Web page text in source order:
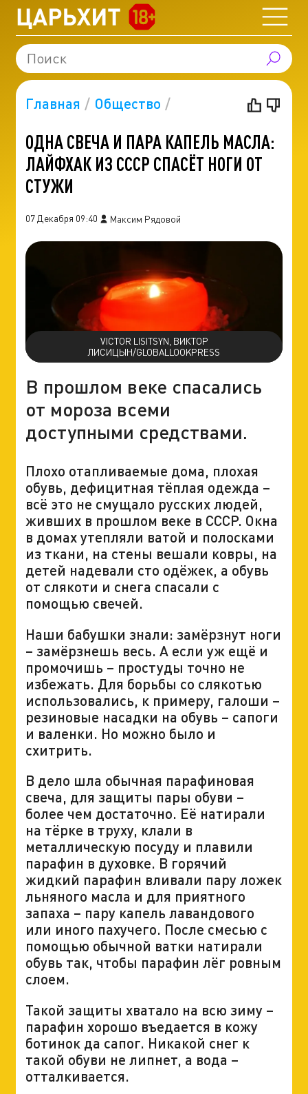
Главная Общество
ОДНА СВЕЧА И ПАРА КАПЕЛЬ МАСЛА:
ЛАЙФХАК ИЗ СССР СПАСЁТ НОГИ ОТ
СТУЖИ
07 Декабря 09:40 Максим Рядовой
VICTOR LISITSYN, ВИКТОР
ЛИСИЦЫН/GLOBALLOOKPRESS
В прошлом веке спасались
от мороза всеми
доступными средствами.
Плохо отапливаемые дома, плохая
обувь, дефицитная тёплая одежда –
всё это не смущало русских людей,
живших в прошлом веке в СССР. Окна
в домах утепляли ватой и полосками
из ткани, на стены вешали ковры, на
детей надевали сто одёжек, а обувь
от слякоти и снега спасали с
помощью свечей.
Наши бабушки знали: замёрзнут ноги
– замёрзнешь весь. А если уж ещё и
промочишь – простуды точно не
избежать. Для борьбы со слякотью
использовались, к примеру, галоши –
резиновые насадки на обувь – сапоги
и валенки. Но можно было и
схитрить.
В дело шла обычная парафиновая
свеча, для защиты пары обуви –
более чем достаточно. Её натирали
на тёрке в труху, клали в
металлическую посуду и плавили
парафин в духовке. В горячий
жидкий парафин вливали пару ложек
льняного масла и для приятного
запаха – пару капель лавандового
или иного пахучего. После смесью с
помощью обычной ватки натирали
обувь так, чтобы парафин лёг ровным
слоем.
Такой защиты хватало на всю зиму –
парафин хорошо въедается в кожу
ботинок да сапог. Никакой снег к
такой обуви не липнет, а вода –
отталкивается.